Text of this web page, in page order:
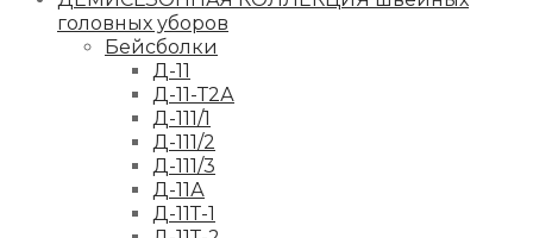
головных уборов
Бейсболки
Д-11
Д-11-Т2А
Д-111/1
Д-111/2
Д-111/3
Д-11А
Д-11Т-1